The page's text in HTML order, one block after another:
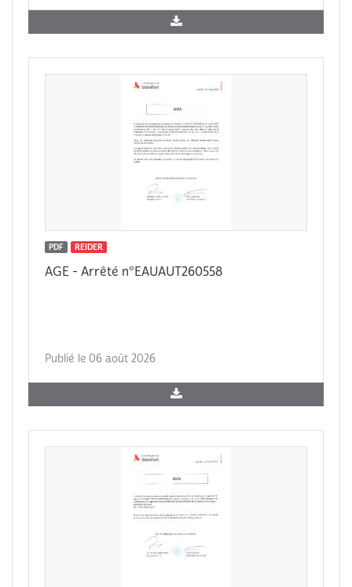
PDF REIDER
AGE - Arrêté n°EAUAUT260558
Publié le 06 août 2026